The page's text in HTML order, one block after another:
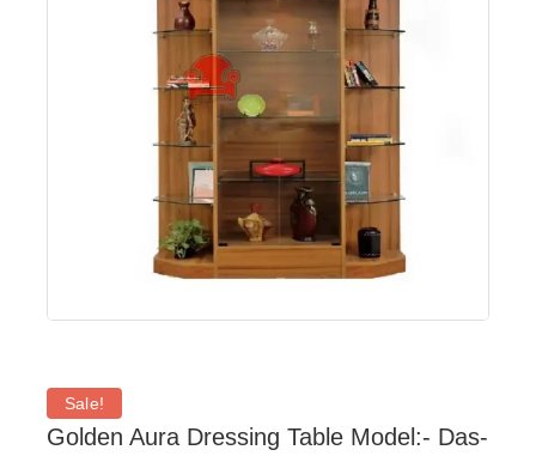
Sale!
Golden Aura Dressing Table Model:- Das-